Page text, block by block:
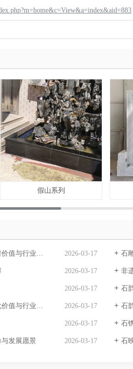
假山系列
价值深度解析 2026-03-17 石
2026-03-17 非
2026-03-17 石
业发展优势 2026-03-17 石
2026-03-17 石
发展愿景 2026-03-17 石